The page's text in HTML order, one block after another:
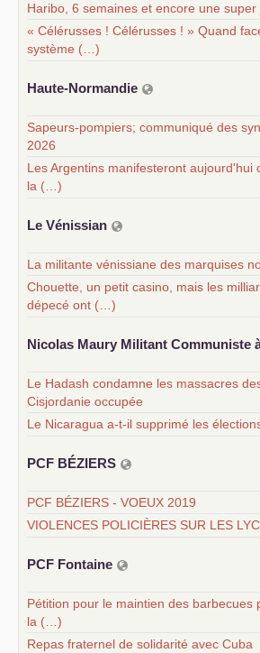
Haribo, 6 semaines et encore une super
« Célérusses ! Célérusses ! » Quand
système (…)
Haute-Normandie
Sapeurs-pompiers; communiqué des
2026
Les Argentins manifesteront aujourd'hui
la (…)
Le Vénissian
La militante vénissiane des marquises
Chouette, un petit casino, mais les
dépecé ont (…)
Nicolas Maury Militant Communiste
Le Hadash condamne les massacres
Cisjordanie occupée
Le Nicaragua a-t-il supprimé les
PCF BÉZIERS
PCF BÉZIERS - VOEUX 2019
VIOLENCES POLICIÈRES SUR LES
PCF Fontaine
Pétition pour le maintien des barbecues
la (…)
Repas fraternel de solidarité avec Cuba